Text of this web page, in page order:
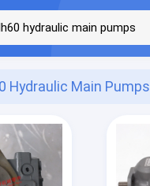
Hydraulic Main Pumps